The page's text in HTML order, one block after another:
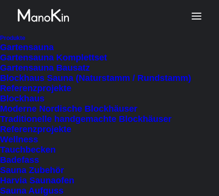
Produkte
Gartensauna
Gartensauna Komplettset
Gartensauna Bausatz
Blockhaus Sauna (Naturstamm / Rundstamm)
Referenzprojekte
Blockhaus
Moderne Nordische Blockhäuser
Traditionelle handgemachte Blockhäuser
Referenzprojekte
Wellness
Tauchbecken
Badefass
Sauna Zubehör
Harvia Saunaofen
Sauna Aufguss
Start
Nein
Nein
FILTER AUSBLENDEN
NACH BELIEBTHEIT SORTIERT
NACH AKTUALITÄT SORTIEREN